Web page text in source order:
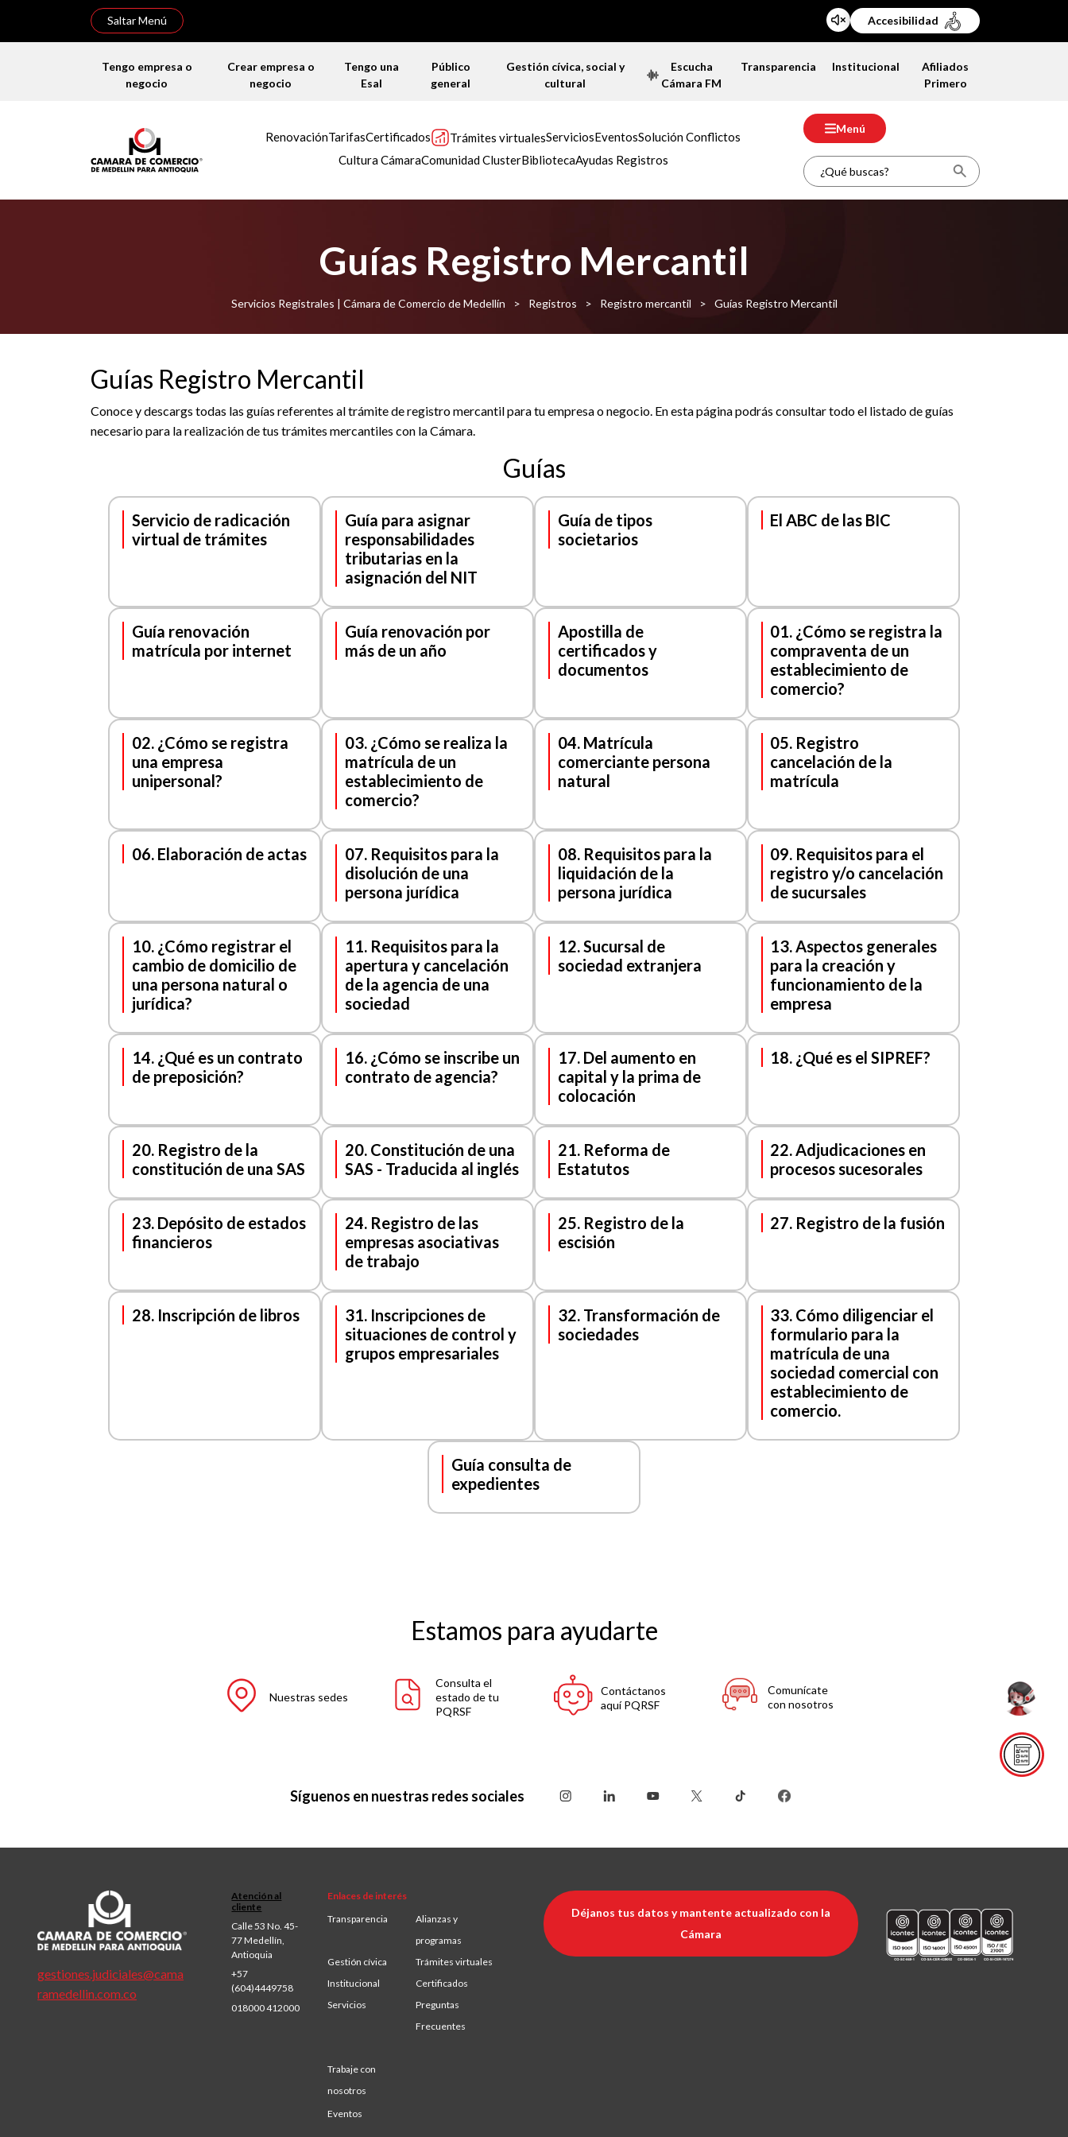
Saltar Menú Accesibilidad
Tengo empresa o
negocio
Crear empresa o
negocio
Tengo una
Esal
Público
general
Gestión cívica, social y
cultural
Escucha
Cámara FM
Transparencia Institucional
Afiliados
Primero
RenovaciónTarifasCertificados Trámites virtualesServiciosEventosSolución Conflictos
Cultura CámaraComunidad ClusterBibliotecaAyudas Registros
Menú
Guías Registro Mercantil
Servicios Registrales | Cámara de Comercio de Medellín > Registros > Registro mercantil > Guías Registro Mercantil
Guías Registro Mercantil
Conoce y descargs todas las guías referentes al trámite de registro mercantil para tu empresa o negocio. En esta página podrás consultar todo el listado de guías
necesario para la realización de tus trámites mercantiles con la Cámara.
Guías
Servicio de radicación
virtual de trámites
Guía para asignar
responsabilidades
tributarias en la
asignación del NIT
Guía de tipos
societarios
El ABC de las BIC
Guía renovación
matrícula por internet
Guía renovación por
más de un año
Apostilla de
certificados y
documentos
01. ¿Cómo se registra la
compraventa de un
establecimiento de
comercio?
02. ¿Cómo se registra
una empresa
unipersonal?
03. ¿Cómo se realiza la
matrícula de un
establecimiento de
comercio?
04. Matrícula
comerciante persona
natural
05. Registro
cancelación de la
matrícula
06. Elaboración de actas
07. Requisitos para la
disolución de una
persona jurídica
08. Requisitos para la
liquidación de la
persona jurídica
09. Requisitos para el
registro y/o cancelación
de sucursales
10. ¿Cómo registrar el
cambio de domicilio de
una persona natural o
jurídica?
11. Requisitos para la
apertura y cancelación
de la agencia de una
sociedad
12. Sucursal de
sociedad extranjera
13. Aspectos generales
para la creación y
funcionamiento de la
empresa
14. ¿Qué es un contrato
de preposición?
16. ¿Cómo se inscribe un
contrato de agencia?
17. Del aumento en
capital y la prima de
colocación
18. ¿Qué es el SIPREF?
20. Registro de la
constitución de una SAS
20. Constitución de una
SAS - Traducida al inglés
21. Reforma de
Estatutos
22. Adjudicaciones en
procesos sucesorales
23. Depósito de estados
financieros
24. Registro de las
empresas asociativas
de trabajo
25. Registro de la
escisión
27. Registro de la fusión
28. Inscripción de libros
31. Inscripciones de
situaciones de control y
grupos empresariales
32. Transformación de
sociedades
33. Cómo diligenciar el
formulario para la
matrícula de una
sociedad comercial con
establecimiento de
comercio.
Guía consulta de
expedientes
Estamos para ayudarte
Nuestras sedes
Consulta el
estado de tu
PQRSF
Contáctanos
aquí PQRSF
Comunícate
con nosotros
Síguenos en nuestras redes sociales
gestiones.judiciales@cama
ramedellin.com.co
Atención al
cliente
Calle 53 No. 45-
77 Medellín,
Antioquia
+57
(604)4449758
018000 412000
Enlaces de interés
Transparencia
Alianzas y
programas
Gestión cívica
Trámites virtuales
Institucional
Certificados
Servicios
Preguntas
Frecuentes
Trabaje con
nosotros
Eventos
Déjanos tus datos y mantente actualizado con la
Cámara